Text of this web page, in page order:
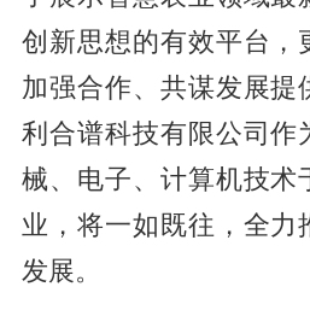
创新思想的有效平台，
加强合作、共谋发展提
利合谱科技有限公司作
械、电子、计算机技术
业，将一如既往，全力
发展。